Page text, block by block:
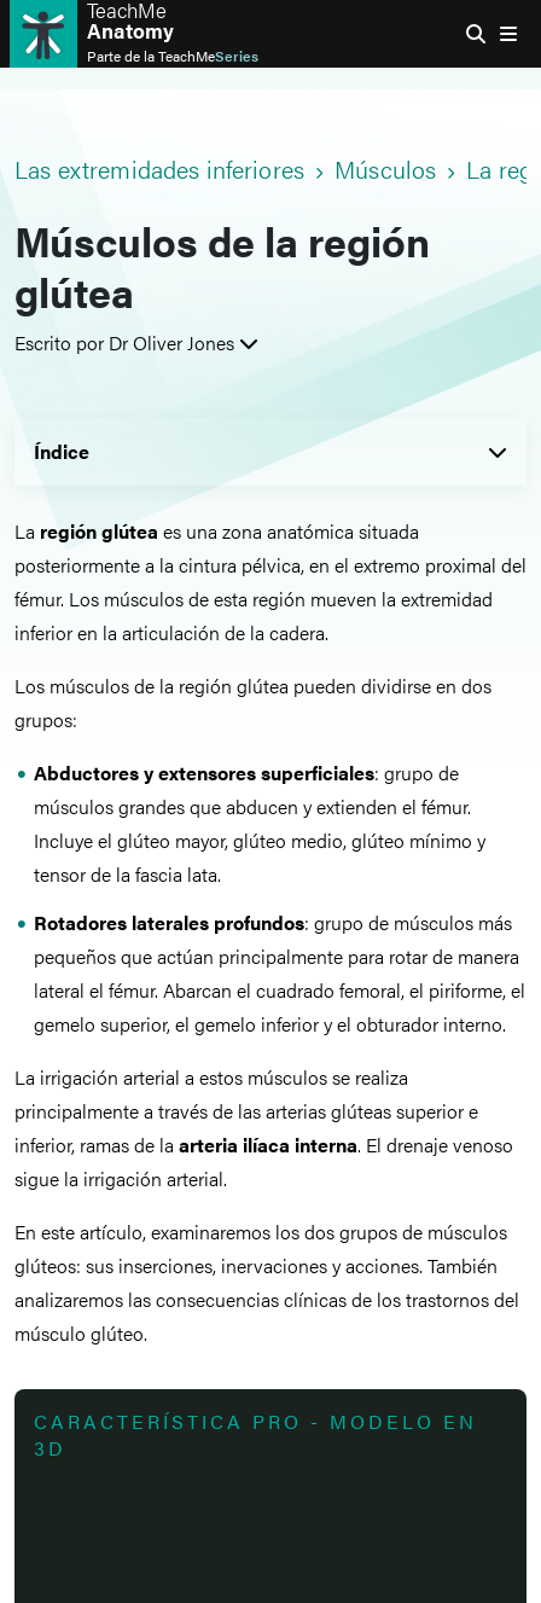
TeachMe
Anatomy
Parte de laTeachMeSeries
Las extremidades inferiores Músculos La
Músculos de la región
glútea
Escrito por Dr Oliver Jones
Índice
La región glútea es una zona anatómica situada
posteriormente a la cintura pélvica, en el extremo proximal del
fémur. Los músculos de esta región mueven la extremidad
inferior en la articulación de la cadera.
Los músculos de la región glútea pueden dividirse en dos
grupos:
Abductores y extensores superficiales: grupo de
músculos grandes que abducen y extienden el fémur.
Incluye el glúteo mayor, glúteo medio, glúteo mínimo y
tensor de la fascia lata.
Rotadores laterales profundos: grupo de músculos más
pequeños que actúan principalmente para rotar de manera
lateral el fémur. Abarcan el cuadrado femoral, el piriforme, el
gemelo superior, el gemelo inferior y el obturador interno.
La irrigación arterial a estos músculos se realiza
principalmente a través de las arterias glúteas superior e
inferior, ramas de la arteria ilíaca interna. El drenaje venoso
sigue la irrigación arterial.
En este artículo, examinaremos los dos grupos de músculos
glúteos: sus inserciones, inervaciones y acciones. También
analizaremos las consecuencias clínicas de los trastornos del
músculo glúteo.
CARACTERÍSTICA PRO - MODELO EN
3D